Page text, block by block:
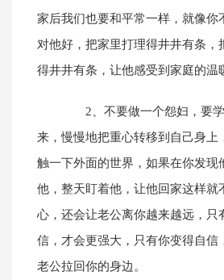
家后我们也要和平常一样，就像你
对他好，把家里打理得井井有条，
得井井有条，让他感受到家庭的温
2、不要做一个怨妇，要学
来，慢慢地把重心转移到自己身上
触一下外面的世界，如果在你发现
他，整天盯着他，让他回家这样就
心，还会让老公离你越来越远，只
信，才会更强大，只有你变得自信
老公拉回你的身边。